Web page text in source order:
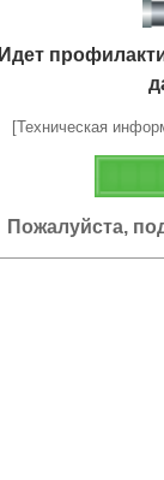
Идет
[Техническая
Пожалуйста,